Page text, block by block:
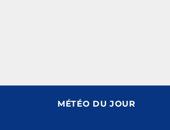
MÉTÉO DU JOUR